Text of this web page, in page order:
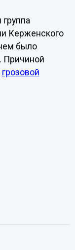
группа
Керженского
было
Причиной
грозовой